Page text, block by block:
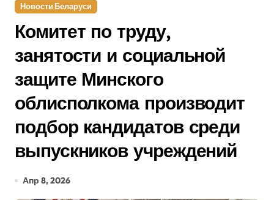
Новости Беларуси
Комитет по труду,
занятости и социальной
защите Минского
облисполкома производит
подбор кандидатов среди
выпускников учреждений
Апр 8, 2026